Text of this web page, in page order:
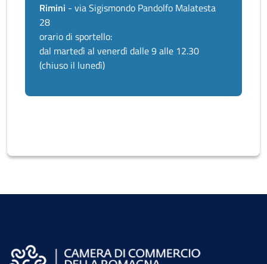
Rimini - via Sigismondo Pandolfo Malatesta
28
orario di sportello:
dal martedì al venerdì dalle 9 alle 12.30
(chiuso il lunedì)